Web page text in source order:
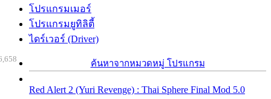
โปรแกรมเมอร์
โปรแกรมยูทิลิตี้
ไดร์เวอร์ (Driver)
ค้นหาจากหมวดหมู่ โปรแกรม
Red Alert 2 (Yuri Revenge) : Thai Sphere Final Mod 5.0